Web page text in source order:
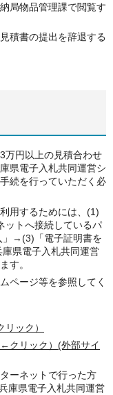
局物品管理課で閲覧す
積書の提出を辞退する
万円以上の見積合わせ
県電子入札共同運営シ
続を行っていただく必
用するためには、(1)
ットへ接続しているパ
」→(3)「電子証明書を
県電子入札共同運営
す。
ページ等を参照してく
ック）
クリック）(外部サイ
ーネットで行った方
庫県電子入札共同運営